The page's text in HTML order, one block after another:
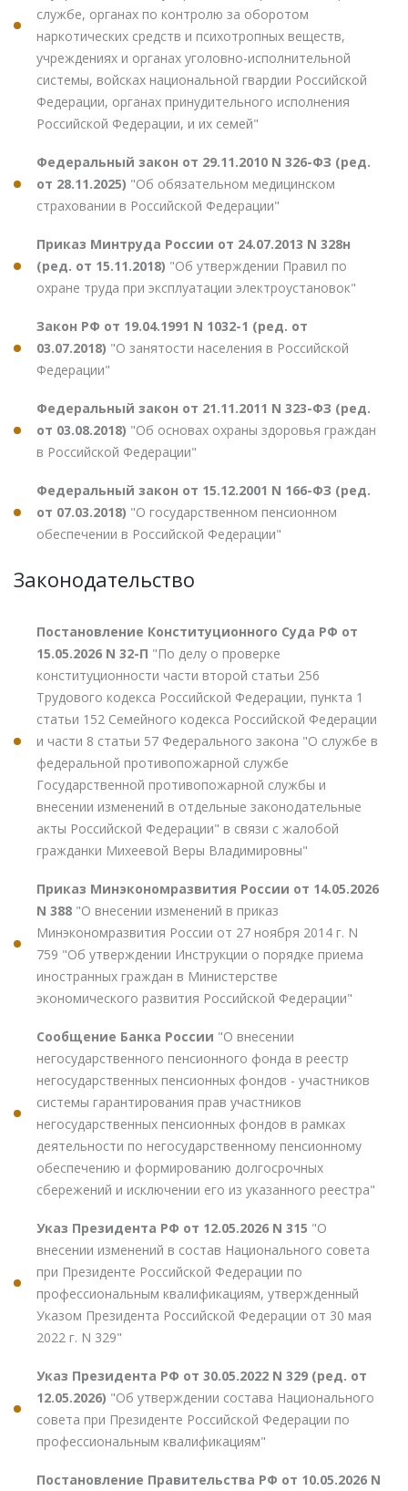
службе, органах по контролю за оборотом
наркотических средств и психотропных веществ,
учреждениях и органах уголовно-исполнительной
системы, войсках национальной гвардии Российской
Федерации, органах принудительного исполнения
Российской Федерации, и их семей"
Федеральный закон от 29.11.2010 N 326-ФЗ (ред.
от 28.11.2025) "Об обязательном медицинском
страховании в Российской Федерации"
Приказ Минтруда России от 24.07.2013 N 328н
(ред. от 15.11.2018) "Об утверждении Правил по
охране труда при эксплуатации электроустановок"
Закон РФ от 19.04.1991 N 1032-1 (ред. от
03.07.2018) "О занятости населения в Российской
Федерации"
Федеральный закон от 21.11.2011 N 323-ФЗ (ред.
от 03.08.2018) "Об основах охраны здоровья граждан
в Российской Федерации"
Федеральный закон от 15.12.2001 N 166-ФЗ (ред.
от 07.03.2018) "О государственном пенсионном
обеспечении в Российской Федерации"
Законодательство
Постановление Конституционного Суда РФ от
15.05.2026 N 32-П "По делу о проверке
конституционности части второй статьи 256
Трудового кодекса Российской Федерации, пункта 1
статьи 152 Семейного кодекса Российской Федерации
и части 8 статьи 57 Федерального закона "О службе в
федеральной противопожарной службе
Государственной противопожарной службы и
внесении изменений в отдельные законодательные
акты Российской Федерации" в связи с жалобой
гражданки Михеевой Веры Владимировны"
Приказ Минэкономразвития России от 14.05.2026
N 388 "О внесении изменений в приказ
Минэкономразвития России от 27 ноября 2014 г. N
759 "Об утверждении Инструкции о порядке приема
иностранных граждан в Министерстве
экономического развития Российской Федерации"
Сообщение Банка России "О внесении
негосударственного пенсионного фонда в реестр
негосударственных пенсионных фондов - участников
системы гарантирования прав участников
негосударственных пенсионных фондов в рамках
деятельности по негосударственному пенсионному
обеспечению и формированию долгосрочных
сбережений и исключении его из указанного реестра"
Указ Президента РФ от 12.05.2026 N 315 "О
внесении изменений в состав Национального совета
при Президенте Российской Федерации по
профессиональным квалификациям, утвержденный
Указом Президента Российской Федерации от 30 мая
2022 г. N 329"
Указ Президента РФ от 30.05.2022 N 329 (ред. от
12.05.2026) "Об утверждении состава Национального
совета при Президенте Российской Федерации по
профессиональным квалификациям"
Постановление Правительства РФ от 10.05.2026 N